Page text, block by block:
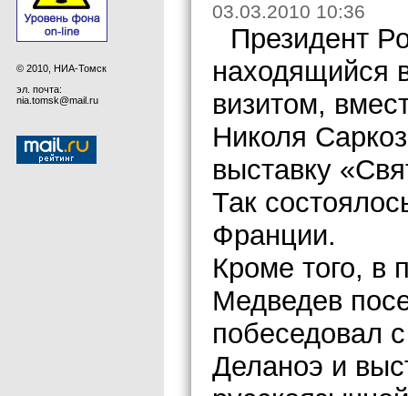
© 2010, НИА-Томск
эл. почта:
nia.tomsk@mail.ru
03.03.2010 10:36
Президент
находящийся
визитом,
Николя
выставку
Так
Франции.
Кроме того, в
Медведев
побеседовал
Деланоэ и